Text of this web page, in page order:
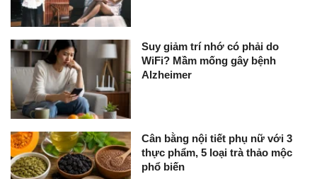
Suy giảm trí nhớ có phải do
WiFi? Mầm mống gây bệnh
Alzheimer
Cân bằng nội tiết phụ nữ với 3
thực phẩm, 5 loại trà thảo mộc
phổ biến